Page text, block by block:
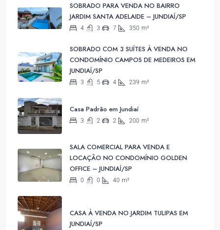
SOBRADO PARA VENDA NO BAIRRO
JARDIM SANTA ADELAIDE – JUNDIAÍ/SP
4 3 7 350 m²
SOBRADO COM 3 SUÍTES À VENDA NO
CONDOMÍNIO CAMPOS DE MEDEIROS EM
JUNDIAÍ/SP
3 5 4 239 m²
Casa Padrão em Jundiaí
3 2 2 200 m²
SALA COMERCIAL PARA VENDA E
LOCAÇÃO NO CONDOMÍNIO GOLDEN
OFFICE – JUNDIAÍ/SP
0 0 40 m²
CASA À VENDA NO JARDIM TULIPAS EM
JUNDIAÍ/SP